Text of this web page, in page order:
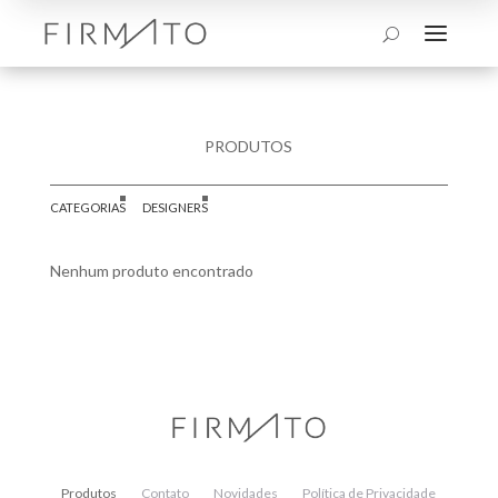
U a
PRODUTOS
CATEGORIAS DESIGNERS
Nenhum produto encontrado
Produtos Contato Novidades
Política de Privacidade